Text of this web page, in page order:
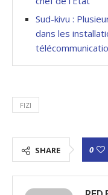
Sud-kivu :
dans les
FIZI
SHARE 0